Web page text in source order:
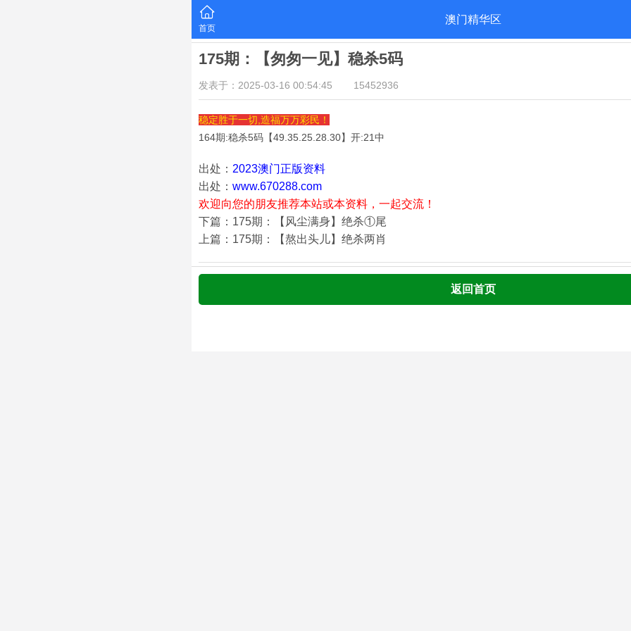
首页
澳门精华区
175期：【匆匆一见】稳杀5码
发表于：2025-03-16 00:54:45 15452936
稳定胜于一切,造福万万彩民！
164期:稳杀5码【49.35.25.28.30】开:21中
出处： 2023澳门正版资料
出处： www.670288.com
欢迎向您的朋友推荐本站或本资料，一起交流！
下篇：175期：【风尘满身】绝杀①尾
上篇：175期：【熬出头儿】绝杀两肖
返回首页